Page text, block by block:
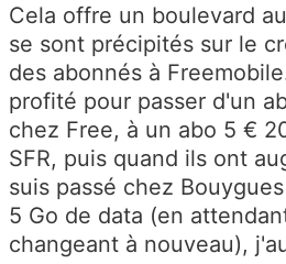
Cela offre un boulevard
se sont précipités sur le
des abonnés à
profité pour passer d'un
chez Free, à un abo 5 €
SFR, puis quand ils ont
suis passé chez
5 Go de data (en
changeant à nouveau),